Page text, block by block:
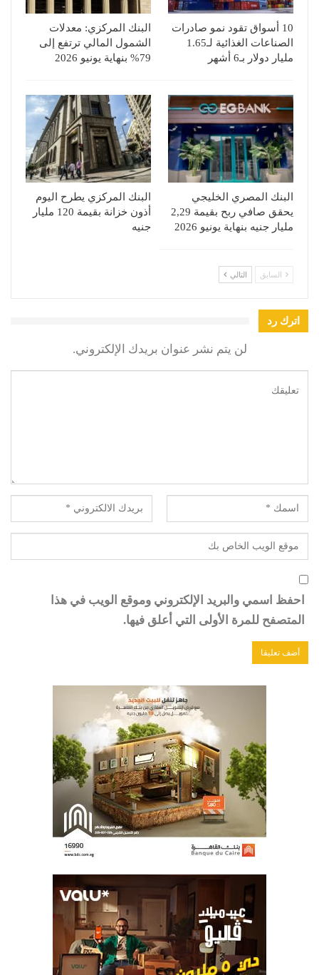
10 أسواق تقود نمو صادرات
الصناعات الغذائية لـ1.65
مليار دولار بـ6 أشهر
البنك المركزي: معدلات
الشمول المالي ترتفع إلى
79% بنهاية يونيو 2026
البنك المصري الخليجي
يحقق صافي ربح بقيمة 2,29
مليار جنيه بنهاية يونيو 2026
البنك المركزي يطرح اليوم
أذون خزانة بقيمة 120 مليار
جنيه
السابق التالي
اترك رد
لن يتم نشر عنوان بريدك الإلكتروني.
احفظ اسمي والبريد الإلكتروني وموقع الويب في هذا
المتصفح للمرة الأولى التي أعلق فيها.